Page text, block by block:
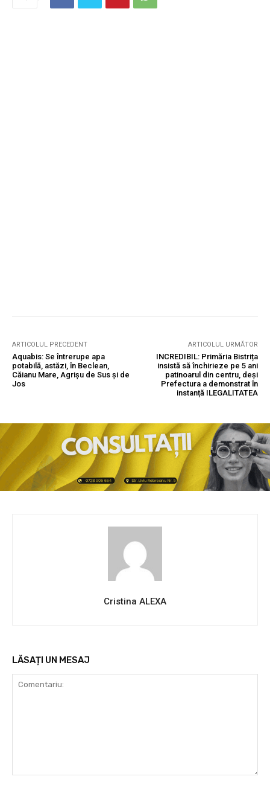
ARTICOLUL PRECEDENT
Aquabis: Se întrerupe apa
potabilă, astăzi, în Beclean,
Căianu Mare, Agrișu de Sus și de
Jos
ARTICOLUL URMĂTOR
INCREDIBIL: Primăria Bistrița
insistă să închirieze pe 5 ani
patinoarul din centru, deși
Prefectura a demonstrat în
instanță ILEGALITATEA
Cristina ALEXA
LĂSAȚI UN MESAJ